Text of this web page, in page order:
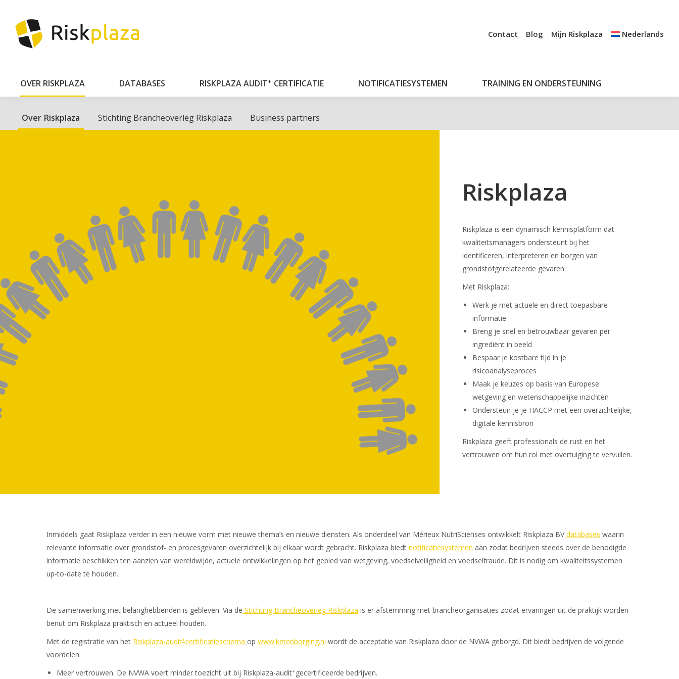
Contact Blog Mijn Riskplaza Nederlands
OVER RISKPLAZA DATABASES RISKPLAZA AUDIT+ CERTIFICATIE NOTIFICATIESYSTEMEN TRAINING EN ONDERSTEUNING
Over Riskplaza Stichting Brancheoverleg Riskplaza Business partners
Riskplaza
Riskplaza is een dynamisch kennisplatform dat
kwaliteitsmanagers ondersteunt bij het
identificeren, interpreteren en borgen van
grondstofgerelateerde gevaren.
Met Riskplaza:
Werk je met actuele en directtoepasbare
informatie
Breng je snel en betrouwbaar gevaren per
ingrediënt in beeld
Bespaar je kostbaretijd in je
risicoanalyseproces
Maak je keuzes op basis van Europese
wetgeving enwetenschappelijke inzichten
Ondersteun je je HACCP met een overzichtelijke,
digitale kennisbron
Riskplaza geeft professionals de rust en het
vertrouwen om hun rol met overtuiging te vervullen.
Inmiddels gaat Riskplaza verder in een nieuwe vorm met nieuwe thema’s en nieuwe diensten. Als onderdeel van Mérieux NutriScienses ontwikkelt Riskplaza BVdatabases waarin
relevante informatie over grondstof- en procesgevaren overzichtelijk bij elkaar wordt gebracht. Riskplaza biedt notificatiesystemen aan zodat bedrijven steeds over de benodigde
informatie beschikken ten aanzien van wereldwijde, actuele ontwikkelingen op het gebied van wetgeving, voedselveiligheid en voedselfraude. Dit is nodig om kwaliteitssystemen
up-to-date te houden.
De samenwerking met belanghebbenden is gebleven. Via de Stichting Brancheoverleg Riskplaza is er afstemming met brancheorganisaties zodat ervaringen uit de praktijk worden
benut om Riskplaza praktisch en actueel houden.
Met de registratie van het Riskplaza-audit+certificatieschema op www.ketenborging.nl wordt de acceptatie van Riskplaza door de NVWA geborgd. Dit biedt bedrijven de volgende
voordelen:
Meer vertrouwen. De NVWA voert minder toezicht uit bij Riskplaza-audit+ gecertificeerde bedrijven.